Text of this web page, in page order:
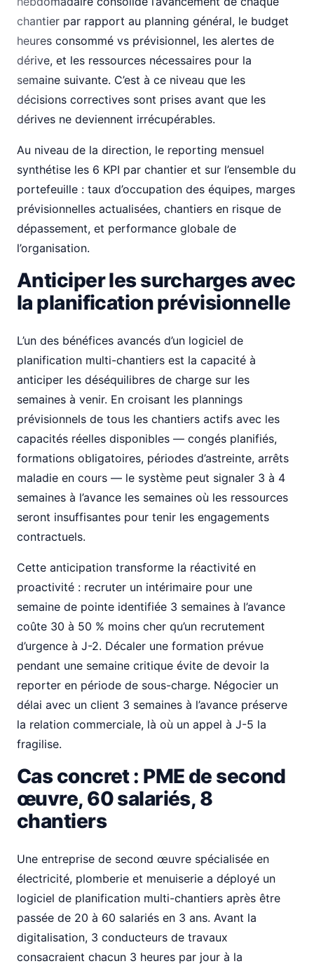
chantier par rapport au planning général, le budget
heures consommé vs prévisionnel, les alertes de
dérive, et les ressources nécessaires pour la
semaine suivante. C’est à ce niveau que les
décisions correctives sont prises avant que les
dérives ne deviennent irrécupérables.
Au niveau de la direction, le reporting mensuel
synthétise les 6 KPI par chantier et sur l’ensemble du
portefeuille : taux d’occupation des équipes, marges
prévisionnelles actualisées, chantiers en risque de
dépassement, et performance globale de
l’organisation.
Anticiper les surcharges avec
la planification prévisionnelle
L’un des bénéfices avancés d’un logiciel de
planification multi-chantiers est la capacité à
anticiper les déséquilibres de charge sur les
semaines à venir. En croisant les plannings
prévisionnels de tous les chantiers actifs avec les
capacités réelles disponibles — congés planifiés,
formations obligatoires, périodes d’astreinte, arrêts
maladie en cours — le système peut signaler 3 à 4
semaines à l’avance les semaines où les ressources
seront insuffisantes pour tenir les engagements
contractuels.
Cette anticipation transforme la réactivité en
proactivité : recruter un intérimaire pour une
semaine de pointe identifiée 3 semaines à l’avance
coûte 30 à 50 % moins cher qu’un recrutement
d’urgence à J-2. Décaler une formation prévue
pendant une semaine critique évite de devoir la
reporter en période de sous-charge. Négocier un
délai avec un client 3 semaines à l’avance préserve
la relation commerciale, là où un appel à J-5 la
fragilise.
Cas concret : PME de second
œuvre, 60 salariés, 8
chantiers
Une entreprise de second œuvre spécialisée en
électricité, plomberie et menuiserie a déployé un
logiciel de planification multi-chantiers après être
passée de 20 à 60 salariés en 3 ans. Avant la
digitalisation, 3 conducteurs de travaux
consacraient chacun 3 heures par jour à la